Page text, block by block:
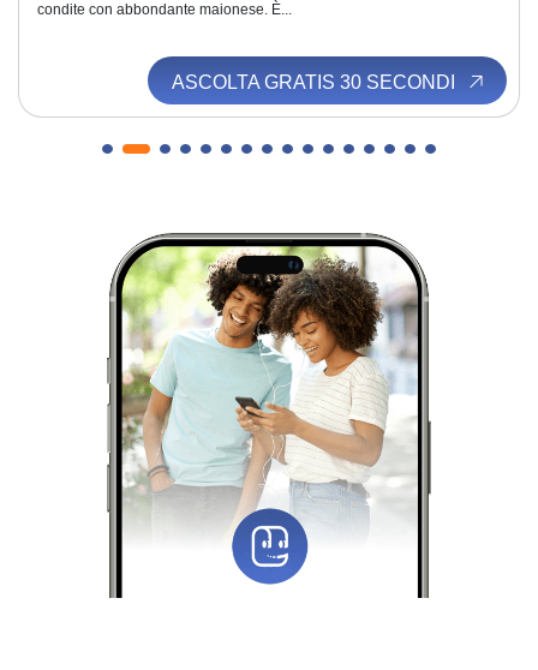
condite con abbondante maionese. È...
ASCOLTA GRATIS 30 SECONDI